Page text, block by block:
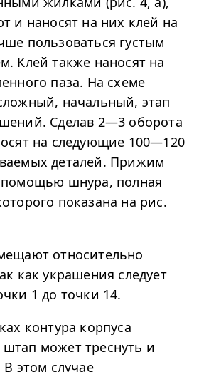
и наносят на них клей на
пользоваться густым
Клей также наносят на
паза. На схеме
начальный, этап
Сделав 2—3 оборота
на следующие 100—120
деталей. Прижим
помощью шнура, полная
показана на рис.
относительно
как украшения следует
1 до точки 14.
контура корпуса
может треснуть и
этом случае